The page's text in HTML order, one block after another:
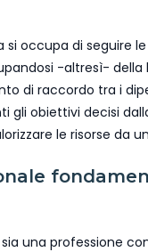
occupa di seguire
-altresì- della
di raccordo tra i
gli obiettivi decisi
le risorse da
una professione